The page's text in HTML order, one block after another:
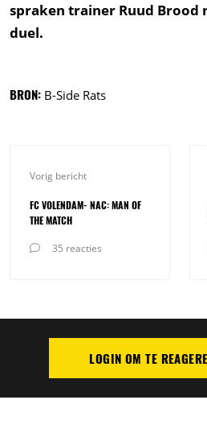
spraken trainer Ruud Brood
duel.
BRON: B-Side Rats
Vorig bericht
FC VOLENDAM- NAC: MAN OF
THE MATCH
35 reacties
PLAATS REACTIELOGIN OM TE